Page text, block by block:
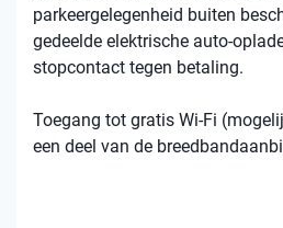
parkeergelegenheid buiten
gedeelde elektrische auto-
stopcontact tegen betaling.
Toegang tot gratis Wi-Fi
een deel van de